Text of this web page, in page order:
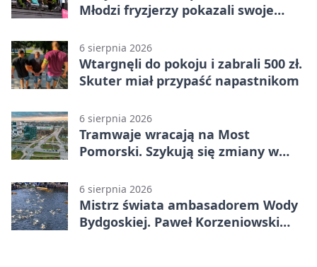
Młodzi fryzjerzy pokazali swoje
6 sierpnia 2026
Wtargnęli do pokoju i zabrali 500 zł.
Skuter miał przypaść napastnikom
6 sierpnia 2026
Tramwaje wracają na Most
Pomorski. Szykują się zmiany w
6 sierpnia 2026
Mistrz świata ambasadorem Wody
Bydgoskiej. Paweł Korzeniowski